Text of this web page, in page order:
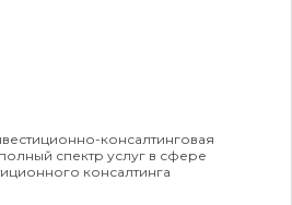
консалтинговая
спектр услуг в сфере
консалтинга